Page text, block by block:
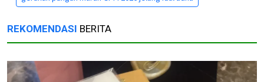
REKOMENDASI BERITA